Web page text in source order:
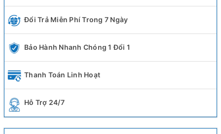
Đổi Trả Miễn Phí Trong 7 Ngày
Bảo Hành Nhanh Chóng 1 Đổi 1
Thanh Toán Linh Hoạt
Hỗ Trợ 24/7